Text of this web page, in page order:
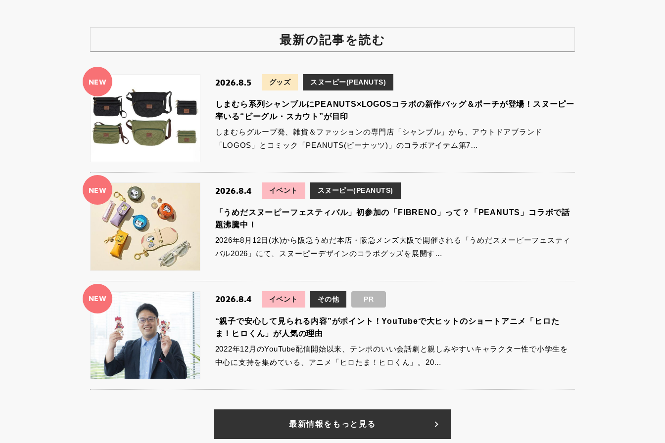
最新の記事を読む
NEW 2026.8.5 グッズ スヌーピー(PEANUTS)
しまむら系列シャンブルにPEANUTS×LOGOSコラボの新作バッグ＆ポーチが登場！スヌーピー
率いる“ビーグル・スカウト”が目印
しまむらグループ発、雑貨＆ファッションの専門店「シャンブル」から、アウトドアブランド
「LOGOS」とコミック「PEANUTS(ピーナッツ)」のコラボアイテム第7…
NEW 2026.8.4 イベント スヌーピー(PEANUTS)
「うめだスヌーピーフェスティバル」初参加の「FIBRENO」って？「PEANUTS」コラボで話
題沸騰中！
2026年8月12日(水)から阪急うめだ本店・阪急メンズ大阪で開催される「うめだスヌーピーフェスティ
バル2026」にて、スヌーピーデザインのコラボグッズを展開す…
NEW 2026.8.4 イベント その他 PR
“親子で安心して見られる内容”がポイント！YouTubeで大ヒットのショートアニメ「ヒロた
ま！ヒロくん」が人気の理由
2022年12月のYouTube配信開始以来、テンポのいい会話劇と親しみやすいキャラクター性で小学生を
中心に支持を集めている、アニメ「ヒロたま！ヒロくん」。20…
最新情報をもっと見る